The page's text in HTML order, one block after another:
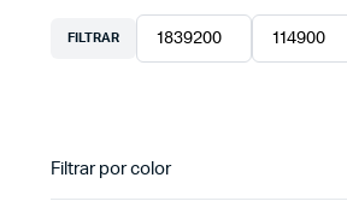
FILTRAR
Filtrar por color